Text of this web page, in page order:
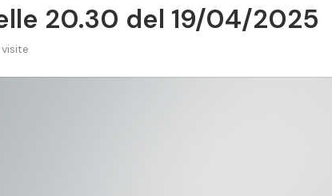
20.30 del 19/04/2025
visite